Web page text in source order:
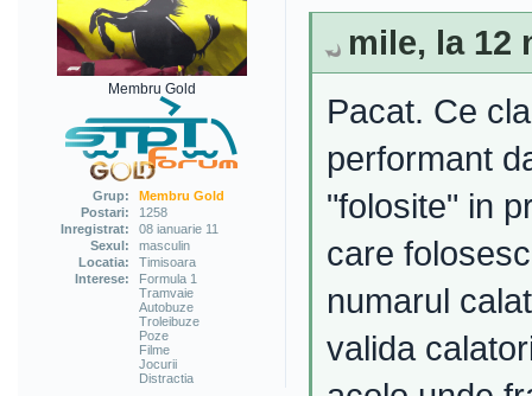
Membru Gold
Grup:
Membru Gold
Postari:
1258
Inregistrat:
08 ianuarie 11
Sexul:
masculin
Locatia:
Timisoara
Interese:
Formula 1
Tramvaie
Autobuze
Troleibuze
Poze
Filme
Jocurii
Distractia
mile, la 12
Pacat. Ce
performant
"folosite" in
care
numarul
valida